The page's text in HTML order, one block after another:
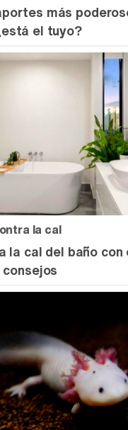
más
el tuyo?
la cal
la cal del baño